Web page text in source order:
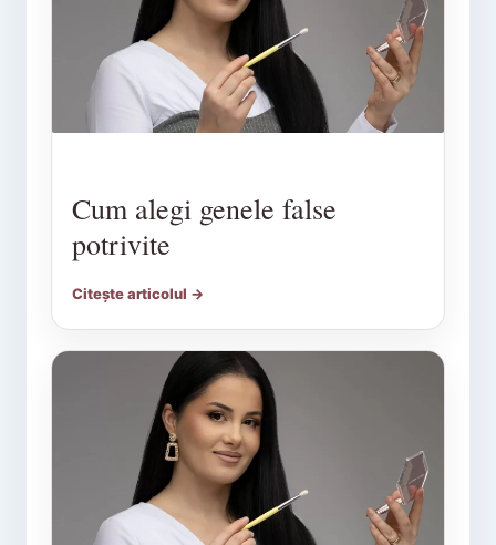
Cum alegi genele false
potrivite
Citește articolul →